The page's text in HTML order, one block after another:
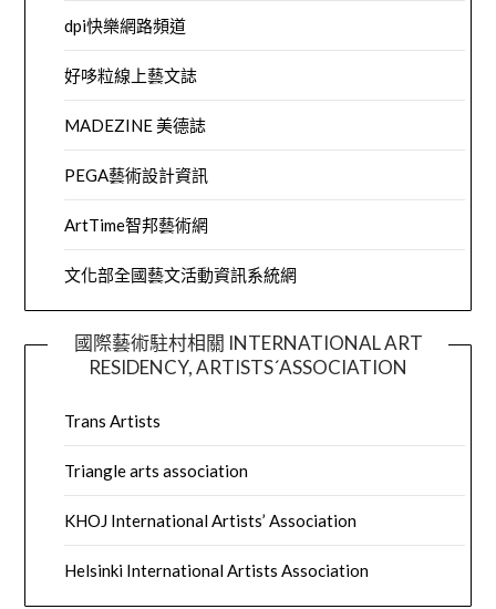
dpi快樂網路頻道
好哆粒線上藝文誌
MADEZINE 美德誌
PEGA藝術設計資訊
ArtTime智邦藝術網
文化部全國藝文活動資訊系統網
國際藝術駐村相關 INTERNATIONAL ART
RESIDENCY, ARTISTS´ASSOCIATION
Trans Artists
Triangle arts association
KHOJ International Artists’ Association
Helsinki International Artists Association